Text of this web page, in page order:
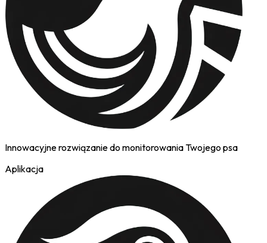
Innowacyjne rozwiązanie do monitorowania Twojego psa
Aplikacja